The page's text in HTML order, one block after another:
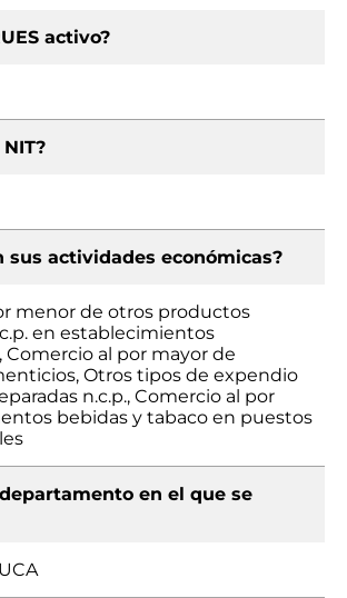
activo?
sus actividades económicas?
menor de otros productos
en establecimientos
Comercio al por mayor de
Otros tipos de expendio
n.c.p., Comercio al por
bebidas y tabaco en puestos
en el que se